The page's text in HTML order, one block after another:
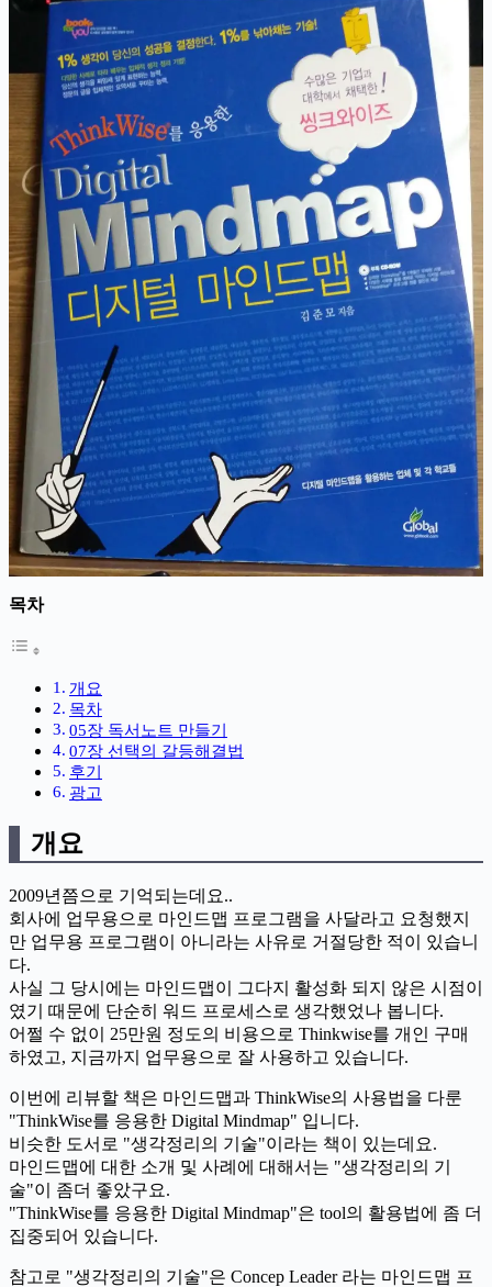
목차
개요
목차
05장 독서노트 만들기
07장 선택의 갈등해결법
후기
광고
개요
2009년쯤으로 기억되는데요..
회사에 업무용으로 마인드맵 프로그램을 사달라고 요청했지
만 업무용 프로그램이 아니라는 사유로 거절당한 적이 있습니
다.
사실 그 당시에는 마인드맵이 그다지 활성화 되지 않은 시점이
였기 때문에 단순히 워드 프로세스로 생각했었나 봅니다.
어쩔 수 없이 25만원 정도의 비용으로 Thinkwise를 개인 구매
하였고, 지금까지 업무용으로 잘 사용하고 있습니다.
이번에 리뷰할 책은 마인드맵과 ThinkWise의 사용법을 다룬
"ThinkWise를 응용한 Digital Mindmap" 입니다.
비슷한 도서로 "생각정리의 기술"이라는 책이 있는데요.
마인드맵에 대한 소개 및 사례에 대해서는 "생각정리의 기
술"이 좀더 좋았구요.
"ThinkWise를 응용한 Digital Mindmap"은 tool의 활용법에 좀 더
집중되어 있습니다.
참고로 "생각정리의 기술"은 Concep Leader 라는 마인드맵 프